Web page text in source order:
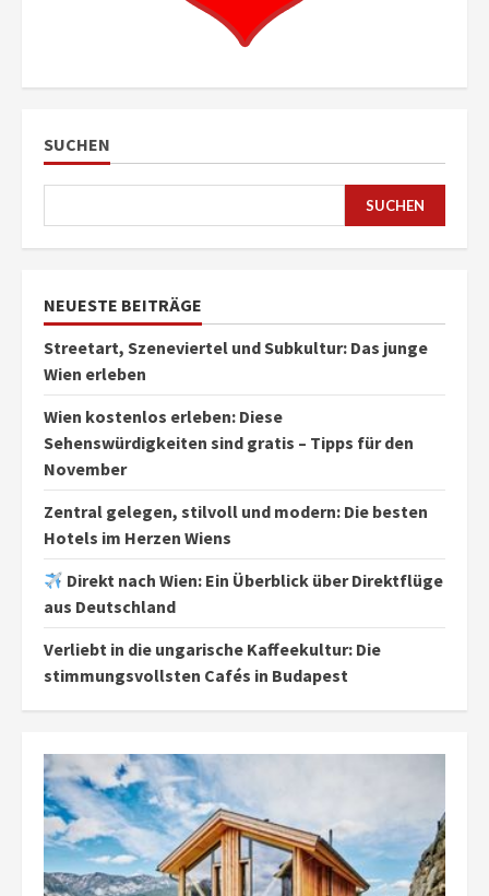
SUCHEN
SUCHEN
NEUESTE BEITRÄGE
Streetart, Szeneviertel und Subkultur: Das junge
Wien erleben
Wien kostenlos erleben: Diese
Sehenswürdigkeiten sind gratis – Tipps für den
November
Zentral gelegen, stilvoll und modern: Die besten
Hotels im Herzen Wiens
Direkt nach Wien: Ein Überblick über Direktflüge
aus Deutschland
Verliebt in die ungarische Kaffeekultur: Die
stimmungsvollsten Cafés in Budapest